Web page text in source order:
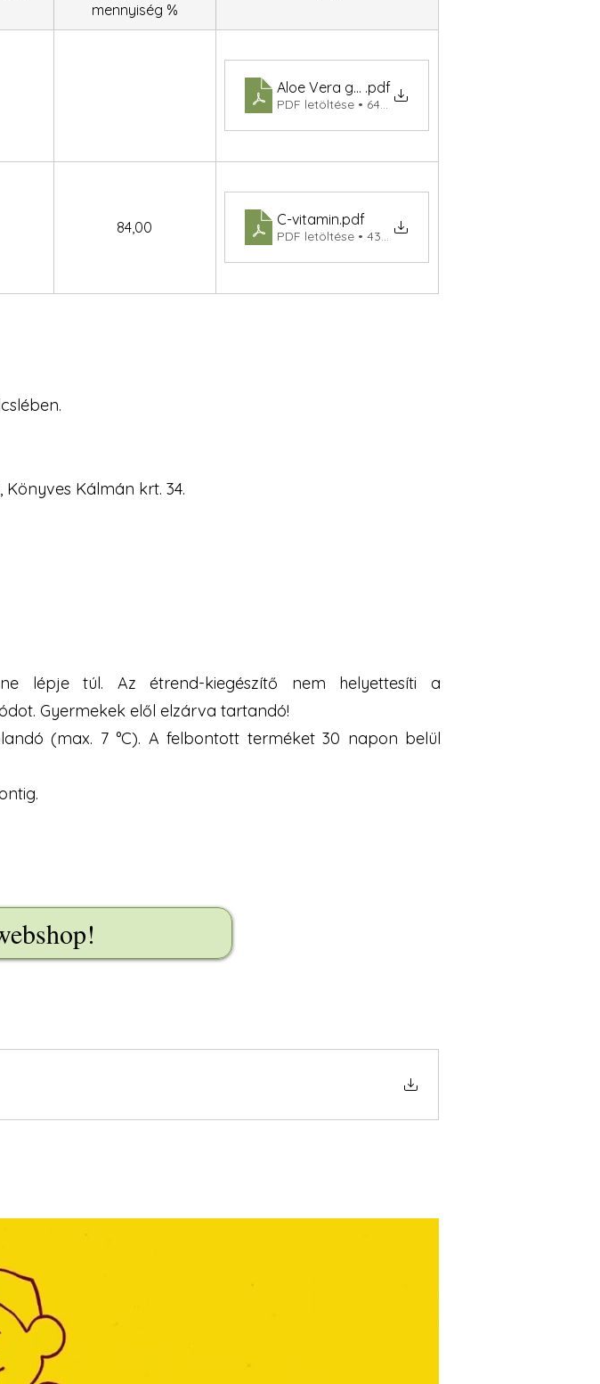
mennyiség %
Aloe Vera gél (gr)
.pdf
PDF letöltése • 64KB
84,00 C-vitamin.pdf
PDF letöltése • 43KB
Kálmán krt. 34.
lépje túl. Az étrend-kiegészítő nem helyettesíti a
Gyermekek elől elzárva tartandó!
(max. 7 °C). A felbontott terméket 30 napon belül